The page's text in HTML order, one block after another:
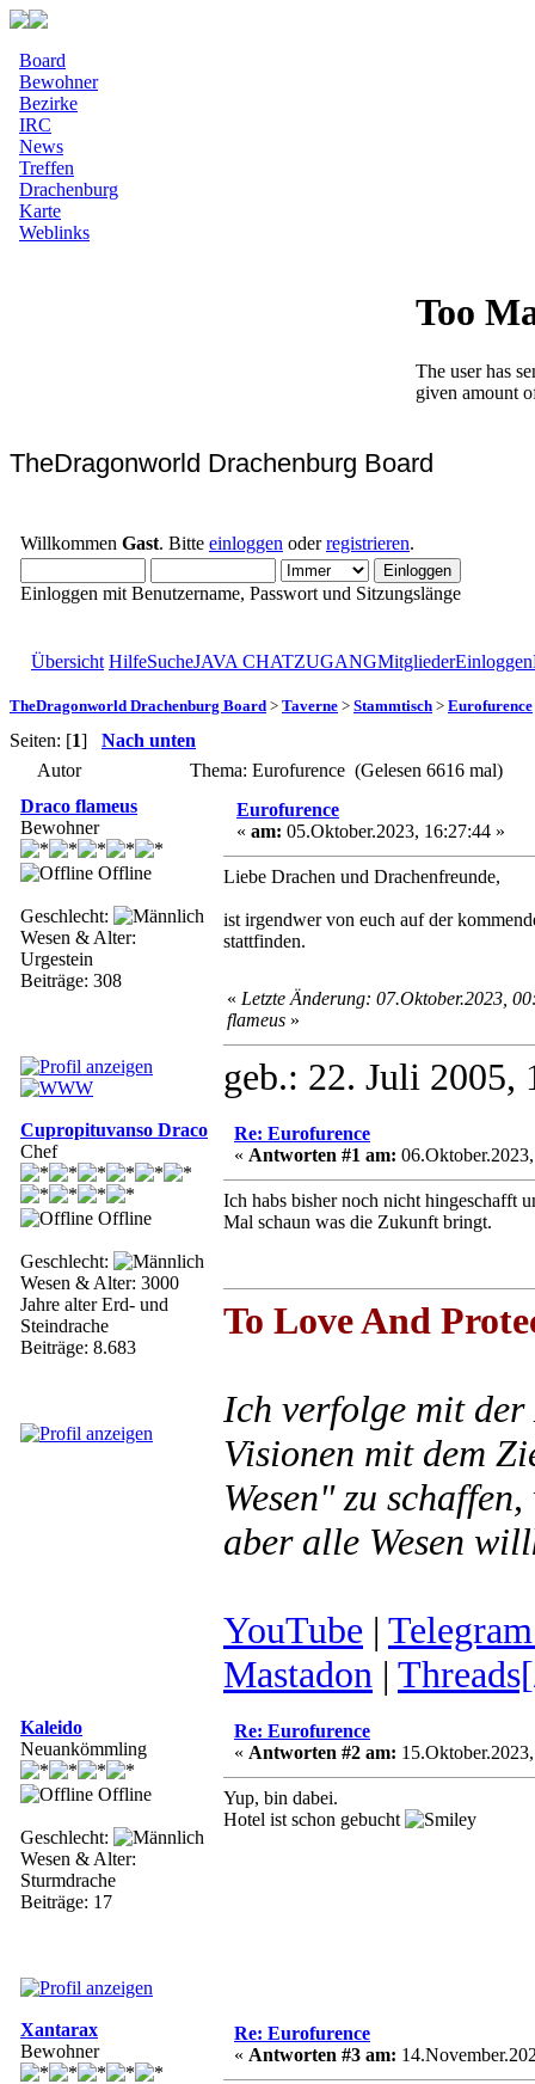
Board
Bewohner
Bezirke
IRC
News
Treffen
Drachenburg
Karte
Weblinks
TheDragonworld Drachenburg Board
Willkommen Gast. Bitte einloggen oderregistrieren.
Einloggen mit Benutzername, Passwort und Sitzungslänge
Übersicht HilfeSucheJAVA CHATZUGANGMitgliederEinloggen
TheDragonworld Drachenburg Board > Taverne > Stammtisch > Eurofurence
Seiten: [1] Nach unten
Autor
Thema: Eurofurence (Gelesen 6616 mal)
Draco flameus
Bewohner
Offline
Geschlecht:
Wesen & Alter:
Urgestein
Beiträge: 308
Eurofurence
« am: 05.Oktober.2023, 16:27:44 »
Liebe Drachen und Drachenfreunde,
ist irgendwer von euch auf der
stattfinden.
« Letzte Änderung: 07.Oktober.2023,
flameus »
geb.: 22. Juli
Cupropituvanso Draco
Chef
Offline
Geschlecht:
Wesen & Alter: 3000
Jahre alter Erd- und
Steindrache
Beiträge: 8.683
Re: Eurofurence
« Antworten #1 am:
Ich habs bisher noch nicht hingeschafft
Mal schaun was die Zukunft bringt.
To Love And
Ich verfolge mit
Visionen mit dem
Wesen" zu
aber alle Wesen
YouTube |
Mastadon |
Kaleido
Neuankömmling
Offline
Geschlecht:
Wesen & Alter:
Sturmdrache
Beiträge: 17
Re: Eurofurence
« Antworten #2 am:
Yup, bin dabei.
Hotel ist schon gebucht
Xantarax
Bewohner
Re: Eurofurence
« Antworten #3 am: